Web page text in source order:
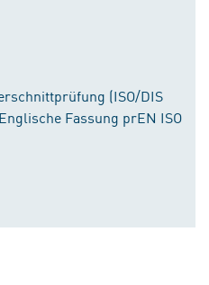
(ISO/DIS
Fassung prEN ISO